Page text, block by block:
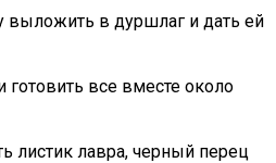
выложить в дуршлаг и дать ей
готовить все вместе около
листик лавра, черный перец